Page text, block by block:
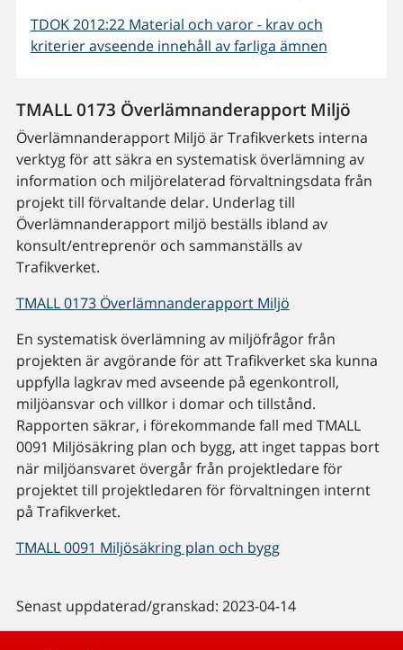
TDOK 2012:22 Material och varor - krav och
kriterier avseende innehåll av farliga ämnen
TMALL 0173 Överlämnanderapport Miljö
Överlämnanderapport Miljö är Trafikverkets interna
verktyg för att säkra en systematisk överlämning av
information och miljörelaterad förvaltningsdata från
projekt till förvaltande delar. Underlag till
Överlämnanderapport miljö beställs ibland av
konsult/entreprenör och sammanställs av
Trafikverket.
TMALL 0173 Överlämnanderapport Miljö
En systematisk överlämning av miljöfrågor från
projekten är avgörande för att Trafikverket ska kunna
uppfylla lagkrav med avseende på egenkontroll,
miljöansvar och villkor i domar och tillstånd.
Rapporten säkrar, i förekommande fall med TMALL
0091 Miljösäkring plan och bygg, att inget tappas bort
när miljöansvaret övergår från projektledare för
projektet till projektledaren för förvaltningen internt
på Trafikverket.
TMALL 0091 Miljösäkring plan och bygg
Senast uppdaterad/granskad: 2023-04-14